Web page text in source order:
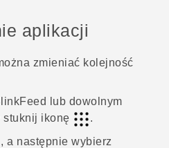
aplikacji
zmieniać kolejność
lub dowolnym
stuknij ikonę
.
, a następnie wybierz